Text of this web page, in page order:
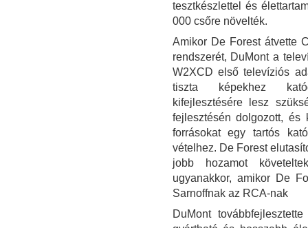
tesztkészlettel és
000 csőre növelték.
Amikor De Forest átvette
rendszerét, DuMont a
W2XCD első televíziós
tiszta képekhez
kifejlesztésére lesz
fejlesztésén dolgozott,
forrásokat egy tartós
vételhez. De Forest
jobb hozamot
ugyanakkor, amikor De
Sarnoffnak az RCA-nak
DuMont